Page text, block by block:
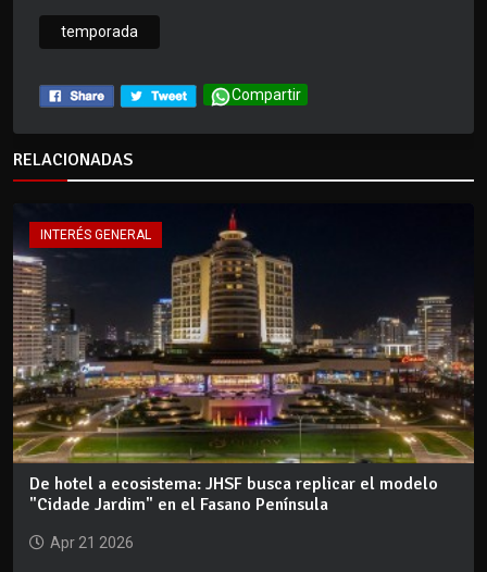
temporada
Compartir
RELACIONADAS
INTERÉS GENERAL
De hotel a ecosistema: JHSF busca replicar el modelo
"Cidade Jardim" en el Fasano Península
Apr 21 2026